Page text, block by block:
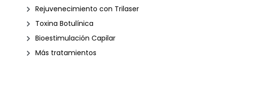
Rejuvenecimiento con Trilaser
Toxina Botulínica
Bioestimulación Capilar
Más tratamientos